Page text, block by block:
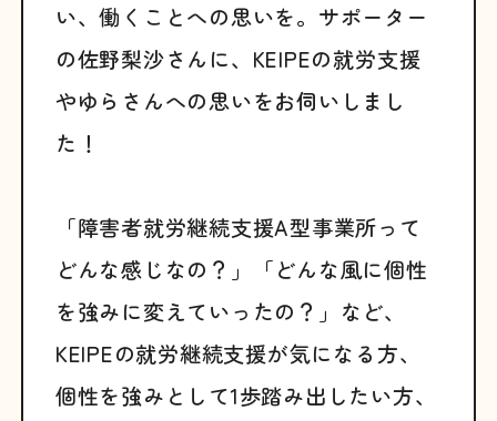
い、働くことへの思いを。サポーター
の佐野梨沙さんに、KEIPEの就労支援
やゆらさんへの思いをお伺いしまし
た！
「障害者就労継続支援A型事業所って
どんな感じなの？」「どんな風に個性
を強みに変えていったの？」など、
KEIPEの就労継続支援が気になる方、
個性を強みとして1歩踏み出したい方、